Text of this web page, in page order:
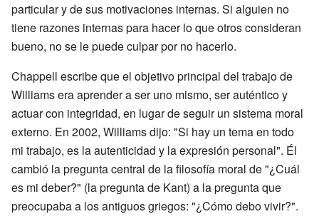
particular y de sus motivaciones internas. Si alguien no
tiene razones internas para hacer lo que otros consideran
bueno, no se le puede culpar por no hacerlo.
Chappell escribe que el objetivo principal del trabajo de
Williams era aprender a ser uno mismo, ser auténtico y
actuar con integridad, en lugar de seguir un sistema moral
externo. En 2002, Williams dijo: "Si hay un tema en todo
mi trabajo, es la autenticidad y la expresión personal". Él
cambió la pregunta central de la filosofía moral de "¿Cuál
es mi deber?" (la pregunta de Kant) a la pregunta que
preocupaba a los antiguos griegos: "¿Cómo debo vivir?".